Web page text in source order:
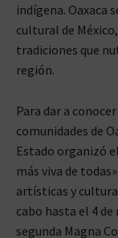
indígena. Oaxaca
cultural de
tradiciones que
región.
Para dar a
comunidades de
Estado organizó
más viva de
artísticas y
cabo hasta el 4
segunda Magna